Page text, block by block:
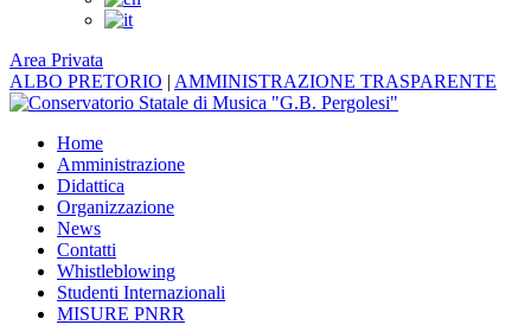
Area Privata
ALBO PRETORIO | AMMINISTRAZIONE TRASPARENTE
Home
Amministrazione
Didattica
Organizzazione
News
Contatti
Whistleblowing
Studenti Internazionali
MISURE PNRR